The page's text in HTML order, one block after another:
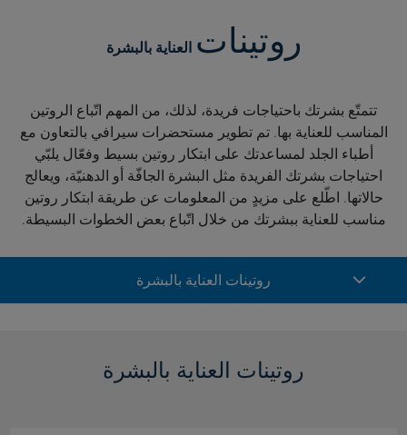
روتينات العناية بالبشرة
تتمتّع بشرتك باحتياجات فريدة، لذلك، من المهم اتّباع الروتين
المناسب للعناية بها. تم تطوير مستحضرات سيرافي بالتعاون مع
أطباء الجلد لمساعدتك على ابتكار روتين بسيط وفعّال يلبّي
احتياجات بشرتك الفريدة مثل البشرة الجافّة أو الدهنيّة، ويعالج
حالاتها. اطّلع على مزيدٍ من المعلومات عن طريقة ابتكار روتين
مناسب للعناية ببشرتك من خلال اتّباع بعض الخطوات البسيطة.
روتينات العناية بالبشرة
روتينات العناية بالبشرة